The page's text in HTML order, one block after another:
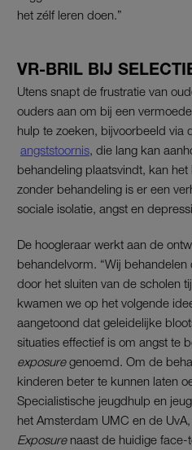
het zélf leren doen.”
VR-BRIL BIJ
Utens snapt de frustratie van
ouders aan om bij een
hulp te zoeken, bijvoorbeeld via
angststoornis , die lang kan
behandeling plaatsvindt, kan
zonder behandeling is er een
sociale isolatie, angst en
De hoogleraar werkt aan de
behandelvorm. “Wij
door het sluiten van de scholen
kwamen we op het volgende
aangetoond dat geleidelijke
situaties effectief is om angst te
exposuregenoemd. Om de
kinderen beter te kunnen laten
Specialistische jeugdhulp en
het Amsterdam UMC en de
Exposurenaast de huidige face-